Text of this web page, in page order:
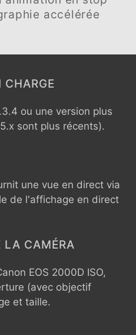
accélérée
CHARGE
ou une version plus
sont plus récents).
une vue en direct via
de l'affichage en direct
LA CAMÉRA
EOS 2000D ISO,
(avec objectif
et taille.